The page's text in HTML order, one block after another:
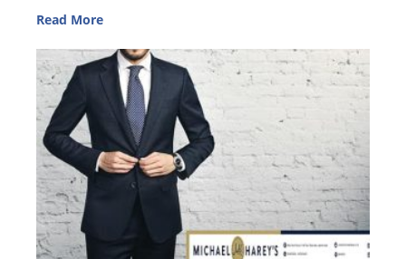
Read More